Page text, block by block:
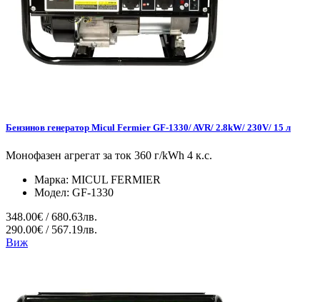
Бензинов генератор Micul Fermier GF-1330/ AVR/ 2.8kW/ 230V/ 15 л
Монофазен агрегат за ток 360 г/kWh 4 к.с.
Марка: MICUL FERMIER
Модел: GF-1330
348.00€ / 680.63лв.
290.00€ / 567.19лв.
Виж